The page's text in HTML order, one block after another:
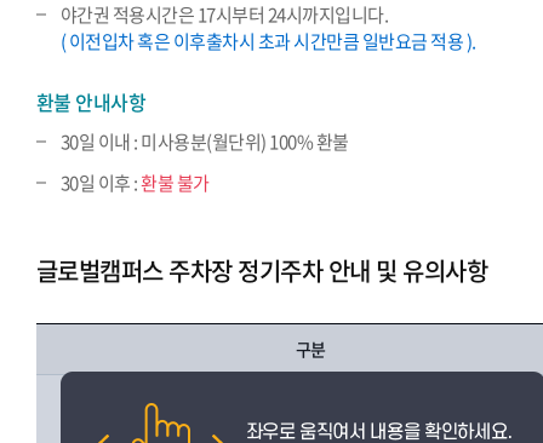
야간권 적용시간은 17시부터 24시까지입니다.
( 이전입차 혹은 이후출차시 초과 시간만큼 일반요금 적용 ).
환불 안내사항
30일 이내 : 미사용분(월단위) 100% 환불
30일 이후 :환불 불가
글로벌캠퍼스 주차장 정기주차 안내 및 유의사항
구분